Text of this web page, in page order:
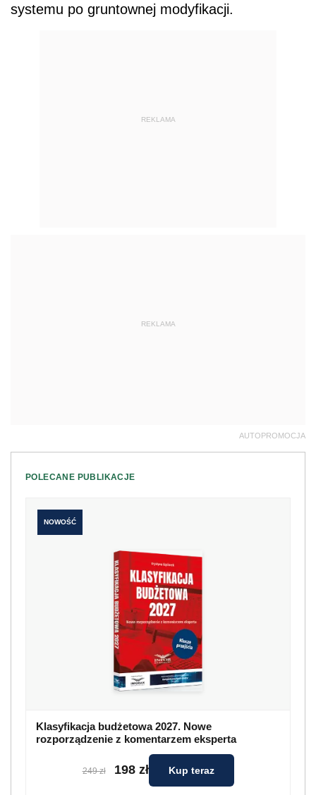
systemu po gruntownej modyfikacji.
REKLAMA
REKLAMA
AUTOPROMOCJA
POLECANE PUBLIKACJE
NOWOŚĆ
Klasyfikacja budżetowa 2027. Nowe
rozporządzenie z komentarzem eksperta
249 zł 198 zł Kup teraz